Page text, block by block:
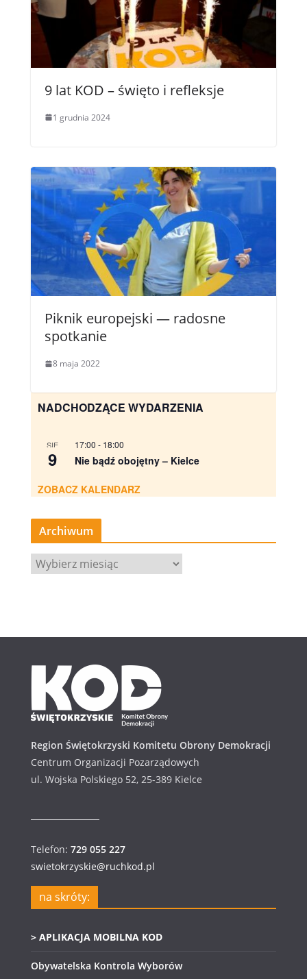
9 lat KOD – święto i refleksje
1 grudnia 2024
Piknik europejski — radosne
spotkanie
8 maja 2022
NADCHODZĄCE WYDARZENIA
SIE
9
17:00 - 18:00
Nie bądź obojętny – Kielce
ZOBACZ KALENDARZ
Archiwum
A
r
u
Region Świętokrzyski Komitetu Obrony Demokracji
Centrum Organizacji Pozarządowych
ul. Wojska Polskiego 52, 25-389 Kielce
Telefon: 729 055 227
swietokrzyskie@ruchkod.pl
na skróty:
> APLIKACJA MOBILNA KOD
Obywatelska Kontrola Wyborów